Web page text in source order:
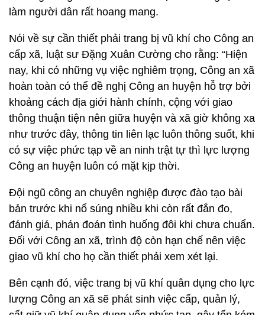
làm người dân rất hoang mang.
Nói về sự cần thiết phải trang bị vũ khí cho Công an
cấp xã, luật sư Đặng Xuân Cường cho rằng: “Hiện
nay, khi có những vụ việc nghiêm trọng, Công an xã
hoàn toàn có thể đề nghị Công an huyện hỗ trợ bởi
khoảng cách địa giới hành chính, cộng với giao
thông thuận tiện nên giữa huyện và xã giờ không xa
như trước đây, thông tin liên lạc luôn thông suốt, khi
có sự việc phức tạp về an ninh trật tự thì lực lượng
Công an huyện luôn có mặt kịp thời.
Đội ngũ công an chuyên nghiệp được đào tạo bài
bản trước khi nổ súng nhiều khi còn rất đắn đo,
đánh giá, phán đoán tình huống đôi khi chưa chuẩn.
Đối với Công an xã, trình độ còn hạn chế nên việc
giao vũ khí cho họ cần thiết phải xem xét lại.
Bên cạnh đó, việc trang bị vũ khí quân dụng cho lực
lượng Công an xã sẽ phát sinh việc cấp, quản lý,